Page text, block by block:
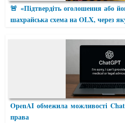
🚨 «Підтвердіть оголошення або
шахрайська схема на OLX, через
OpenAI обмежила можливості
права